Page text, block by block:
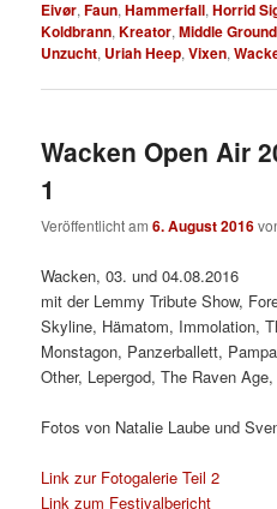
Eivør,Faun,Hammerfall,Horrid
Koldbrann,Kreator,Middle
Unzucht, Uriah Heep,Vixen,
Wacken Open Air
1
Veröffentlicht am6. August 2016
Wacken, 03. und 04.08.2016
mit der Lemmy Tribute Show,
Skyline, Hämatom, Immolation,
Monstagon, Panzerballett,
Other, Lepergod, The Raven
Fotos von Natalie Laube und
Link zur Fotogalerie Teil 2
Link zum Festivalbericht